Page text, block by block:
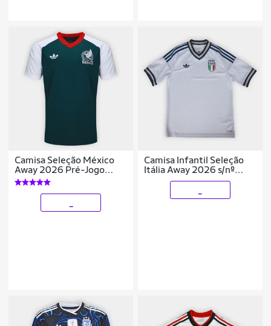
Camisa Seleção México
Away 2026 Pré-Jogo
Adidas Originals
Masculina
Camisa Infantil Seleção
Itália Away 2026 s/nº
Torcedor Adidas Originals